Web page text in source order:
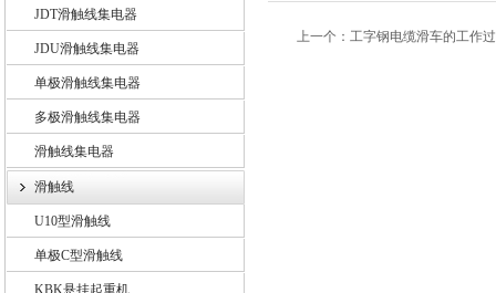
JDT滑触线集电器
JDU滑触线集电器
单极滑触线集电器
多极滑触线集电器
滑触线集电器
滑触线
U10型滑触线
单极C型滑触线
KBK悬挂起重机
上一个： 工字钢电缆滑车的工作